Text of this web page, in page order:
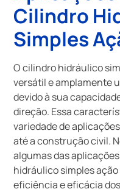
Cilindro
Simples
O cilindro hidráulico
versátil e amplamente
devido à sua
direção. Essa
variedade de
até a construção civil.
algumas das
hidráulico simples
eficiência e eficácia